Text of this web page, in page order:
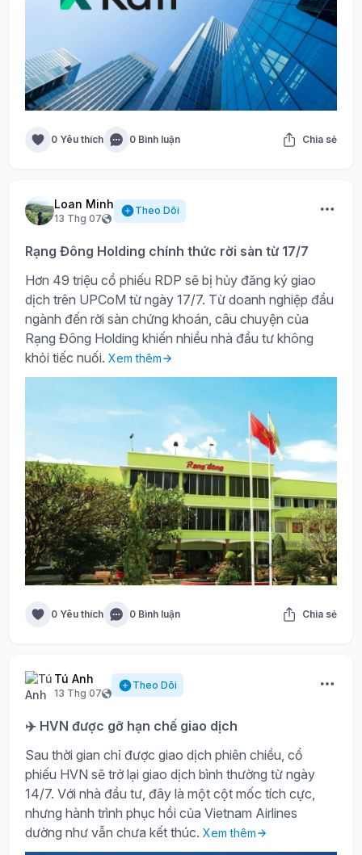
0 Yêu thích 0 Bình luận Chia sẻ
Loan Minh
13 Thg 07
Theo Dõi
Rạng Đông Holding chính thức rời sàn từ 17/7
Hơn 49 triệu cổ phiếu RDP sẽ bị hủy đăng ký giao
dịch trên UPCoM từ ngày 17/7. Từ doanh nghiệp đầu
ngành đến rời sàn chứng khoán, câu chuyện của
Rạng Đông Holding khiến nhiều nhà đầu tư không
khỏi tiếc nuối. Xem thêm
0 Yêu thích 0 Bình luận Chia sẻ
Tú Anh
13 Thg 07
Theo Dõi
✈️ HVN được gỡ hạn chế giao dịch
Sau thời gian chỉ được giao dịch phiên chiều, cổ
phiếu HVN sẽ trở lại giao dịch bình thường từ ngày
14/7. Với nhà đầu tư, đây là một cột mốc tích cực,
nhưng hành trình phục hồi của Vietnam Airlines
dường như vẫn chưa kết thúc. Xem thêm